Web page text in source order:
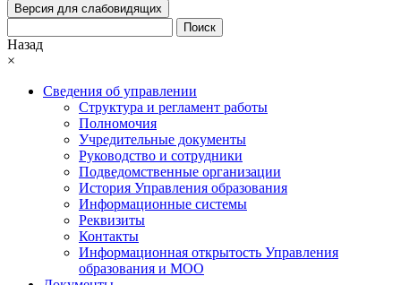
Версия для слабовидящих
Поиск
Назад
×
Сведения об управлении
Структура и регламент работы
Полномочия
Учредительные документы
Руководство и сотрудники
Подведомственные организации
История Управления образования
Информационные системы
Реквизиты
Контакты
Информационная открытость Управления
образования и МОО